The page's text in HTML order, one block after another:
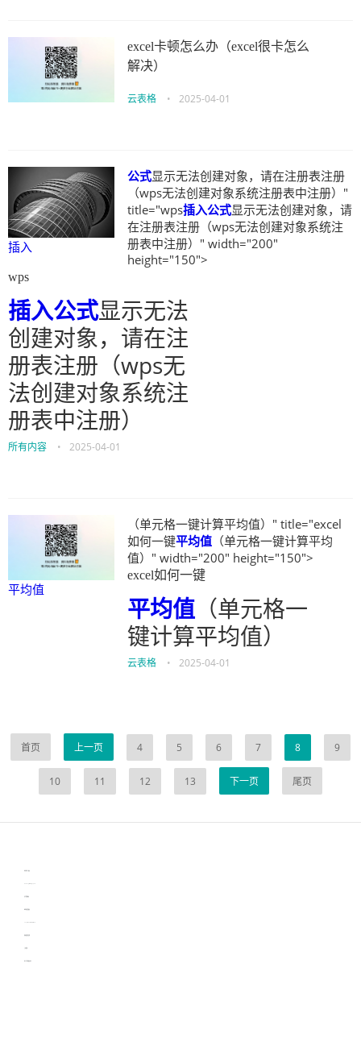
excel卡顿怎么办（excel很卡怎么
解决）
云表格 • 2025-04-01
插入
公式显示无法创建对象，请在注册表注册
（wps无法创建对象系统注册表中注册）"
title="wps插入公式显示无法创建对象，请
在注册表注册（wps无法创建对象系统注
册表中注册）" width="200"
height="150">
wps
插入公式显示无法
创建对象，请在注
册表注册（wps无
法创建对象系统注
册表中注册）
所有内容 • 2025-04-01
平均值
（单元格一键计算平均值）" title="excel
如何一键平均值 （单元格一键计算平均
值）" width="200" height="150">
excel如何一键
平均值 （单元格一
键计算平均值）
云表格 • 2025-04-01
首页 上一页 4 5 6 7 8 9
10 11 12 13 下一页 尾页